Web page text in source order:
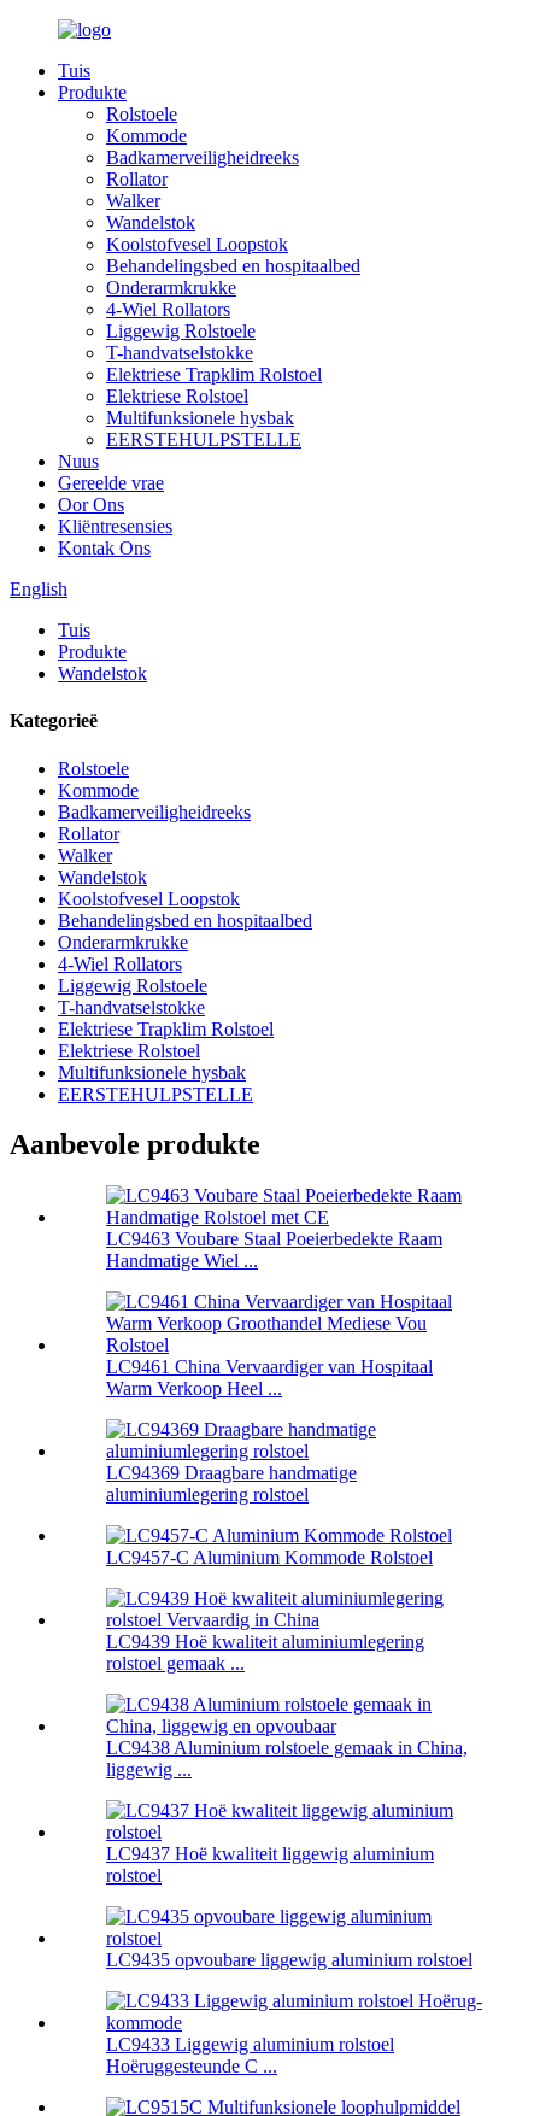
Tuis
Produkte
Rolstoele
Kommode
Badkamerveiligheidreeks
Rollator
Walker
Wandelstok
Koolstofvesel Loopstok
Behandelingsbed en hospitaalbed
Onderarmkrukke
4-Wiel Rollators
Liggewig Rolstoele
T-handvatselstokke
Elektriese Trapklim Rolstoel
Elektriese Rolstoel
Multifunksionele hysbak
EERSTEHULPSTELLE
Nuus
Gereelde vrae
Oor Ons
Kliëntresensies
Kontak Ons
English
Tuis
Produkte
Wandelstok
Kategorieë
Rolstoele
Kommode
Badkamerveiligheidreeks
Rollator
Walker
Wandelstok
Koolstofvesel Loopstok
Behandelingsbed en hospitaalbed
Onderarmkrukke
4-Wiel Rollators
Liggewig Rolstoele
T-handvatselstokke
Elektriese Trapklim Rolstoel
Elektriese Rolstoel
Multifunksionele hysbak
EERSTEHULPSTELLE
Aanbevole produkte
LC9463 Voubare Staal Poeierbedekte Raam
Handmatige Wiel ...
LC9461 China Vervaardiger van Hospitaal
Warm Verkoop Heel ...
LC94369 Draagbare handmatige
aluminiumlegering rolstoel
LC9457-C Aluminium Kommode Rolstoel
LC9439 Hoë kwaliteit aluminiumlegering
rolstoel gemaak ...
LC9438 Aluminium rolstoele gemaak in China,
liggewig ...
LC9437 Hoë kwaliteit liggewig aluminium
rolstoel
LC9435 opvoubare liggewig aluminium rolstoel
LC9433 Liggewig aluminium rolstoel
Hoëruggesteunde C ...